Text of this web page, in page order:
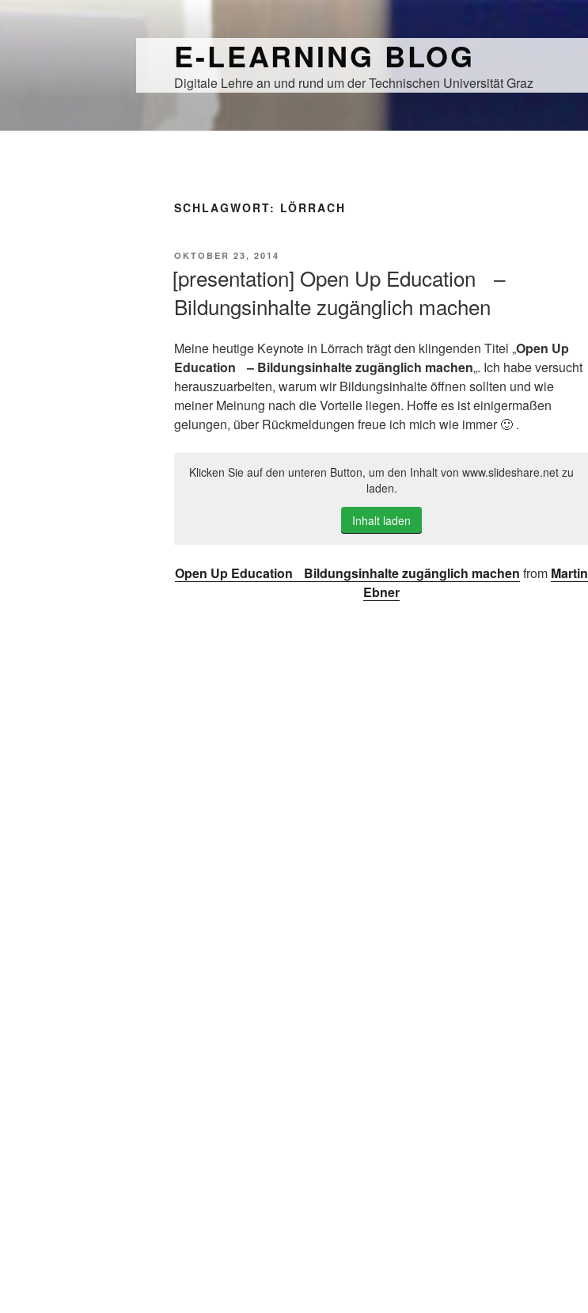
E-LEARNING BLOG
Digitale Lehre an und rund um der Technischen Universität Graz
SCHLAGWORT: LÖRRACH
VERÖFFENTLICHT
OKTOBER 23, 2014
[presentation] Open Up Education –
Bildungsinhalte zugänglich machen
Meine heutige Keynote in Lörrach trägt den klingenden Titel „Open Up
Education – Bildungsinhalte zugänglich machen„. Ich habe versucht
herauszuarbeiten, warum wir Bildungsinhalte öffnen sollten und wie
meiner Meinung nach die Vorteile liegen. Hoffe es ist einigermaßen
gelungen, über Rückmeldungen freue ich mich wie immer 🙂 .
Klicken Sie auf den unteren Button, um den Inhalt von www.slideshare.net zu
laden.
Inhalt laden
Open Up Education Bildungsinhalte zugänglich machen from Martin
Ebner